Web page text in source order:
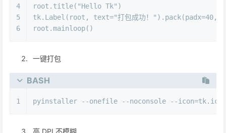
4
5
6
root.title( "Hello Tk" )
tk.Label(root, text="打包成功！" ).pack(padx=40,
root.mainloop()
一键打包
BASH
1 pyinstaller --onefile --noconsole --icon=tk.ico